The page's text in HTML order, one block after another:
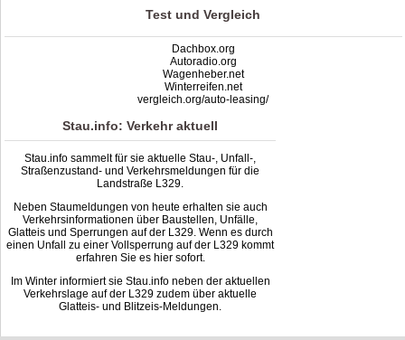
Test und Vergleich
Dachbox.org
Autoradio.org
Wagenheber.net
Winterreifen.net
vergleich.org/auto-leasing/
Stau.info: Verkehr aktuell
Stau.info sammelt für sie aktuelle Stau-, Unfall-,
Straßenzustand- und Verkehrsmeldungen für die
Landstraße L329.
Neben Staumeldungen von heute erhalten sie auch
Verkehrsinformationen über Baustellen, Unfälle,
Glatteis und Sperrungen auf der L329. Wenn es durch
einen Unfall zu einer Vollsperrung auf der L329 kommt
erfahren Sie es hier sofort.
Im Winter informiert sie Stau.info neben der aktuellen
Verkehrslage auf der L329 zudem über aktuelle
Glatteis- und Blitzeis-Meldungen.